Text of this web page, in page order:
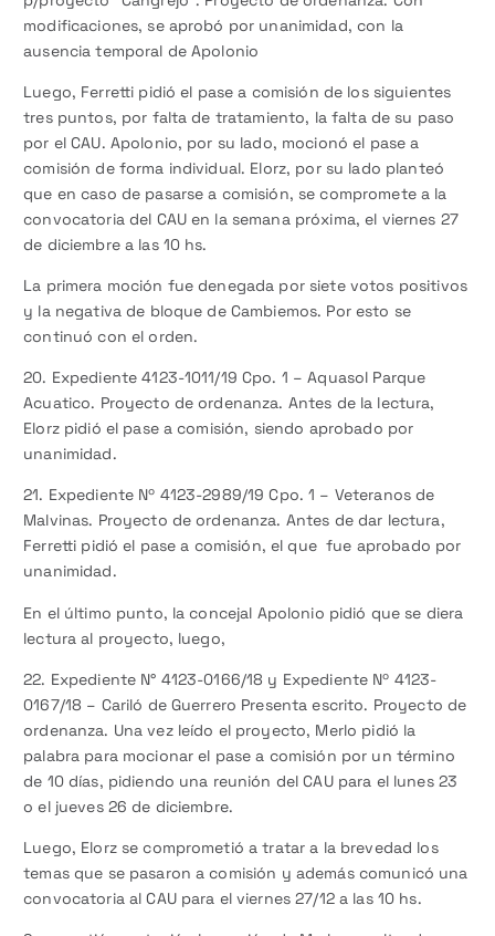
modificaciones, se aprobó por unanimidad, con la
ausencia temporal de Apolonio
Luego, Ferretti pidió el pase a comisión de los siguientes
tres puntos, por falta de tratamiento, la falta de su paso
por el CAU. Apolonio, por su lado, mocionó el pase a
comisión de forma individual. Elorz, por su lado planteó
que en caso de pasarse a comisión, se compromete a la
convocatoria del CAU en la semana próxima, el viernes 27
de diciembre a las 10 hs.
La primera moción fue denegada por siete votos positivos
y la negativa de bloque de Cambiemos. Por esto se
continuó con el orden.
20. Expediente 4123-1011/19 Cpo. 1 – Aquasol Parque
Acuatico. Proyecto de ordenanza. Antes de la lectura,
Elorz pidió el pase a comisión, siendo aprobado por
unanimidad.
21. Expediente Nº 4123-2989/19 Cpo. 1 – Veteranos de
Malvinas. Proyecto de ordenanza. Antes de dar lectura,
Ferretti pidió el pase a comisión, el que fue aprobado por
unanimidad.
En el último punto, la concejal Apolonio pidió que se diera
lectura al proyecto, luego,
22. Expediente N° 4123-0166/18 y Expediente Nº 4123-
0167/18 – Cariló de Guerrero Presenta escrito. Proyecto de
ordenanza. Una vez leído el proyecto, Merlo pidió la
palabra para mocionar el pase a comisión por un término
de 10 días, pidiendo una reunión del CAU para el lunes 23
o el jueves 26 de diciembre.
Luego, Elorz se comprometió a tratar a la brevedad los
temas que se pasaron a comisión y además comunicó una
convocatoria al CAU para el viernes 27/12 a las 10 hs.